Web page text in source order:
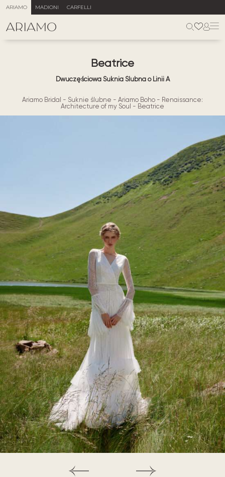
ARIAMO MADIONI CARFELLI
Beatrice
Dwuczęściowa Suknia Ślubna o Linii A
Ariamo Bridal - Suknie ślubne - Ariamo Boho - Renaissance:
Architecture of my Soul - Beatrice